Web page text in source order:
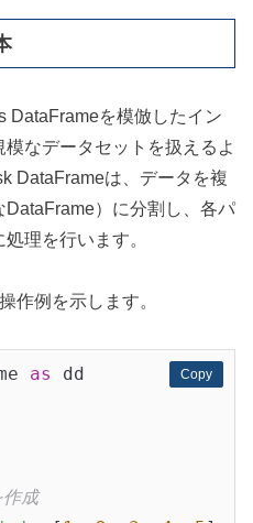
DataFrameを模倣したイン
なデータセットを扱えるよ
DataFrameは、データを複
）に分割し、各パ
理を行います。
作例を示します。
Copy
Copy
as
成